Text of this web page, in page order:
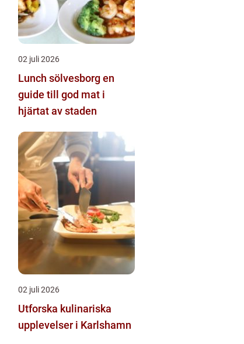
02 juli 2026
Lunch sölvesborg en
guide till god mat i
hjärtat av staden
02 juli 2026
Utforska kulinariska
upplevelser i Karlshamn